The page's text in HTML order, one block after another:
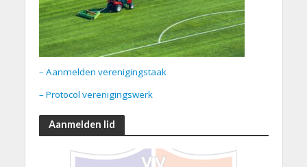
– Aanmelden verenigingstaak
– Protocol verenigingswerk
Aanmelden lid